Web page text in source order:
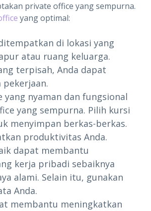
private office yang sempurna.
yang optimal:
di lokasi yang
atau ruang keluarga.
terpisah, Anda dapat
nyaman dan fungsional
yang sempurna. Pilih kursi
menyimpan berkas-berkas.
produktivitas Anda.
dapat membantu
kerja pribadi sebaiknya
alami. Selain itu, gunakan
Anda.
membantu meningkatkan